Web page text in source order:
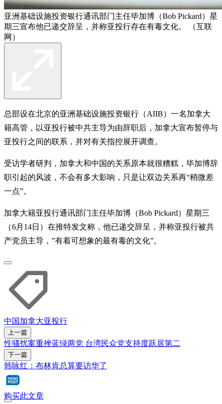
亚洲基础设施投资银行通讯部门主任毕加博（Bob Pickard）星
期三宣布他已递交辞呈，并称亚投行存在有毒文化。 （互联
网）
总部设在北京的亚洲基础设施投资银行（AIIB）一名加拿大
籍高管，以亚投行被中共主导为由辞职后，加拿大宣布暂停与
亚投行之间的联系，并对有关指控展开调查。
受访学者研判，加拿大和中国的关系原本就很糟糕，毕加博辞
职引起的风波，不会有多大影响，只是让双边关系再“稍微差
一点”。
加拿大籍亚投行通讯部门主任毕加博（Bob Pickard）星期三
（6月14日）在推特发文称，他已递交辞呈，并称亚投行被共
产党员主导，”有着可想象的最有毒的文化”。
中国加拿大亚投行
上一篇
性骚扰案重挫蓝绿两党 台湾民众党支持度跃居第二
下一篇
韩咏红：布林肯总算要访华了
购买此文章